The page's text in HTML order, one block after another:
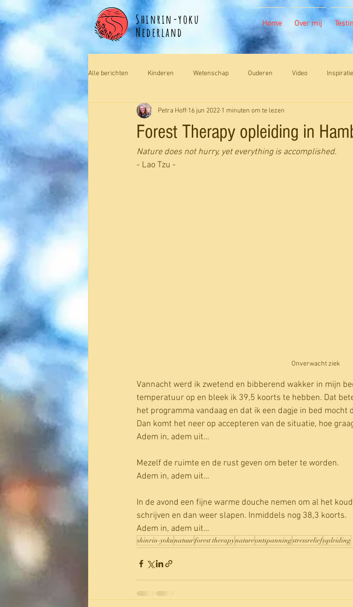
Shinrin-yoku
Nederland
Home Over mij
Alle berichten Kinderen Wetenschap Ouderen Video Inspiratie
Forest Therapy opleiding in
Petra Hoff 16 jun 2022 1 minuten om te lezen
Nature does not hurry, yet everything is accomplished.
- Lao Tzu -
Onverwacht ziek
Vannacht werd ik zwetend en bibberend wakker in mijn
temperatuur op en bleek ik 39,5 koorts te hebben. Dat
het programma vandaag en dat ik een dagje in bed mocht
Dan komt het neer op accepteren van de situatie, hoe
Adem in, adem uit...
Mezelf de ruimte en de rust geven om beter te worden.
Adem in, adem uit...
In de avond een fijne warme douche nemen om al het
schrijven en dan weer slapen. Inmiddels nog 38,3 koorts.
Adem in, adem uit...
shinrin-yokunatuurforest therapynatureontspanningstressreliefopleiding